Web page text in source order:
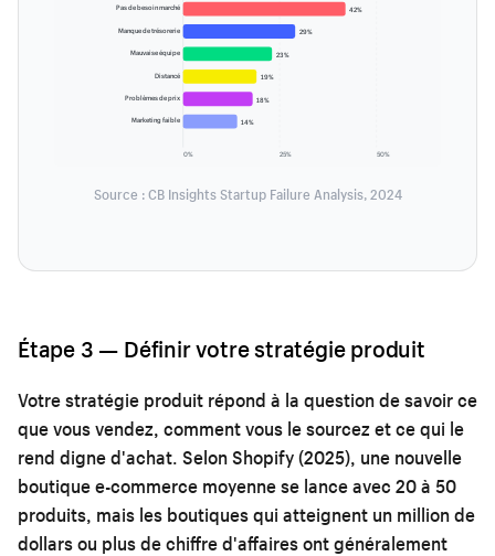
0% 25% 50%
Pas de besoin marché 42%
Manque de trésorerie 29%
Mauvaise équipe 23%
Distancé 19%
Problèmes de prix 18%
Marketing faible 14%
Source : CB Insights Startup Failure Analysis, 2024
Étape 3 — Définir votre stratégie produit
Votre stratégie produit répond à la question de savoir ce
que vous vendez, comment vous le sourcez et ce qui le
rend digne d'achat. Selon Shopify (2025), une nouvelle
boutique e-commerce moyenne se lance avec 20 à 50
produits, mais les boutiques qui atteignent un million de
dollars ou plus de chiffre d'affaires ont généralement